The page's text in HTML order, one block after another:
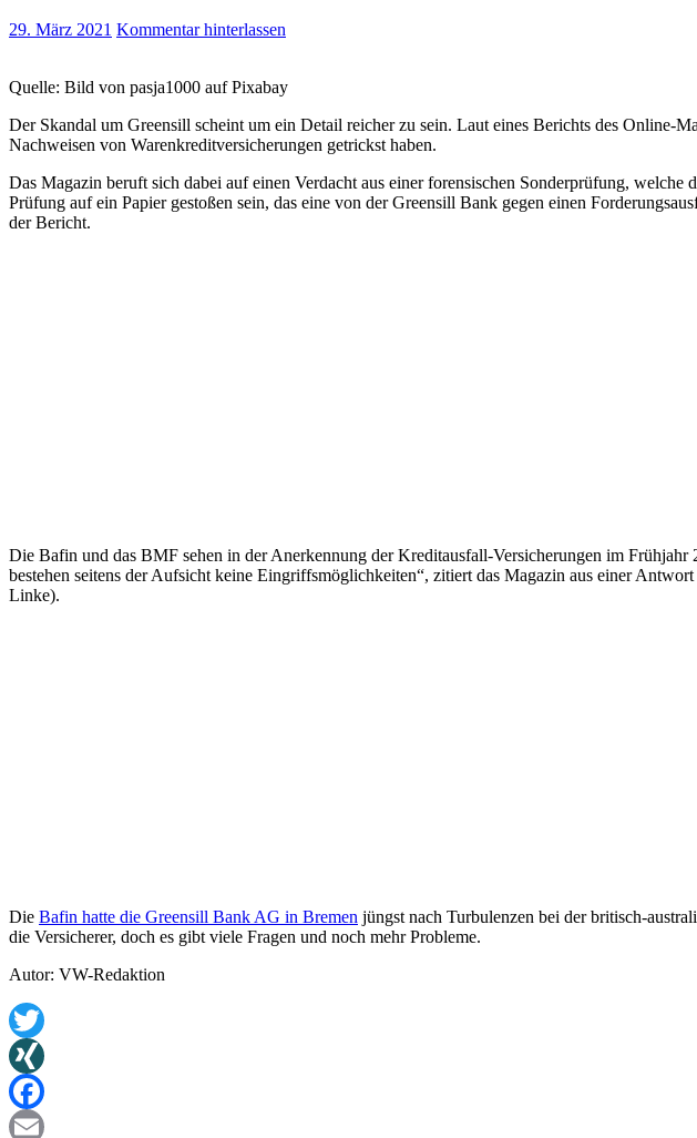
29. März 2021 Kommentar hinterlassen
Quelle: Bild von pasja1000 auf Pixabay
Der Skandal um Greensill scheint um ein Detail reicher zu sein. Laut eines Berichts des Online-
Nachweisen von Warenkreditversicherungen getrickst haben.
Das Magazin beruft sich dabei auf einen Verdacht aus einer forensischen Sonderprüfung,
Prüfung auf ein Papier gestoßen sein, das eine von der Greensill Bank gegen einen
der Bericht.
Die Bafin und das BMF sehen in der Anerkennung der Kreditausfall-Versicherungen im
bestehen seitens der Aufsicht keine Eingriffsmöglichkeiten“, zitiert das Magazin aus einer
Linke).
Die Bafin hatte die Greensill Bank AG in Bremen jüngst nach Turbulenzen bei der britisch-
die Versicherer, doch es gibt viele Fragen und noch mehr Probleme.
Autor: VW-Redaktion
Twitter
XING
Facebook